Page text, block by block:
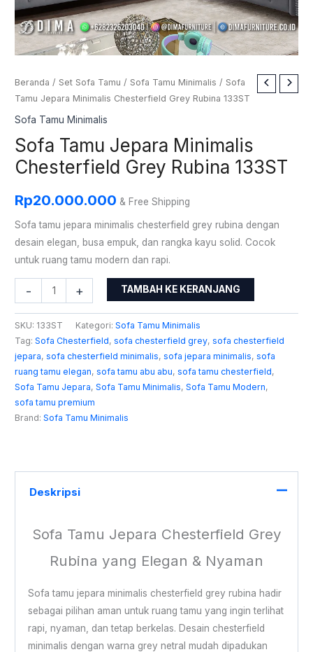
Beranda / Set Sofa Tamu / Sofa Tamu Minimalis / Sofa
Tamu Jepara Minimalis Chesterfield Grey Rubina 133ST
Sofa Tamu Minimalis
Sofa Tamu Jepara Minimalis
Chesterfield Grey Rubina 133ST
Rp20.000.000 & Free Shipping
Sofa tamu jepara minimalis chesterfield grey rubina dengan
desain elegan, busa empuk, dan rangka kayu solid. Cocok
untuk ruang tamu modern dan rapi.
-
Kuantitas
Sofa
Tamu
Jepara
Minimalis
Chesterfield
Rubina
133ST
+ TAMBAH KE KERANJANG
SKU: 133ST Kategori:Sofa Tamu Minimalis
Tag:Sofa Chesterfield,sofa chesterfield grey,sofa chesterfield
jepara,sofa chesterfield minimalis,sofa jepara minimalis,sofa
ruang tamu elegan,sofa tamu abu abu,sofa tamu chesterfield,
Sofa Tamu Jepara,Sofa Tamu Minimalis,Sofa Tamu Modern,
sofa tamu premium
Brand:Sofa Tamu Minimalis
Deskripsi
Sofa Tamu Jepara Chesterfield Grey
Rubina yang Elegan & Nyaman
Sofa tamu jepara minimalis chesterfield grey rubina hadir
sebagai pilihan aman untuk ruang tamu yang ingin terlihat
rapi, nyaman, dan tetap berkelas. Desain chesterfield
minimalis dengan warna grey netral mudah dipadukan